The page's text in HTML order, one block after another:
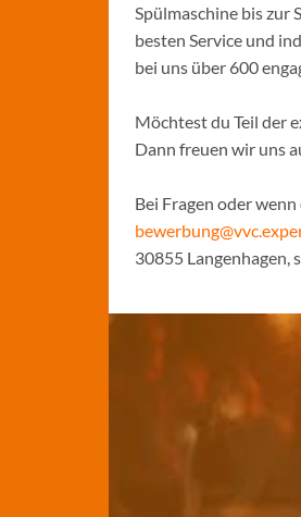
Spülmaschine bis zur
besten Service und
bei uns über 600
Möchtest du Teil der
Dann freuen wir uns
Bei Fragen oder
30855 Langenhagen,